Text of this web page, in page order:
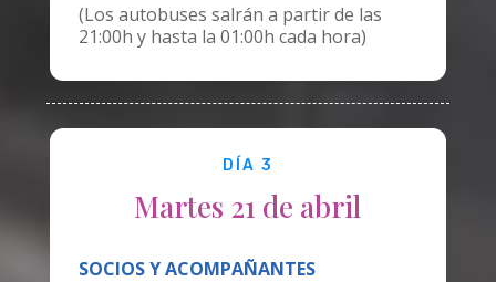
(Los autobuses salrán a partir de las
21:00h y hasta la 01:00h cada hora)
DÍA 3
Martes 21 de abril
SOCIOS Y ACOMPAÑANTES